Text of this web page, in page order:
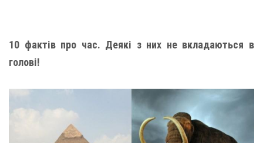
10 фактів про час. Деякі з них не вкладаються в
голові!